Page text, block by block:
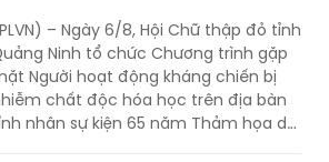
– Ngày 6/8, Hội Chữ thập đỏ tỉnh
Ninh tổ chức Chương trình gặp
Người hoạt động kháng chiến bị
chất độc hóa học trên địa bàn
nhân sự kiện 65 năm Thảm họa da